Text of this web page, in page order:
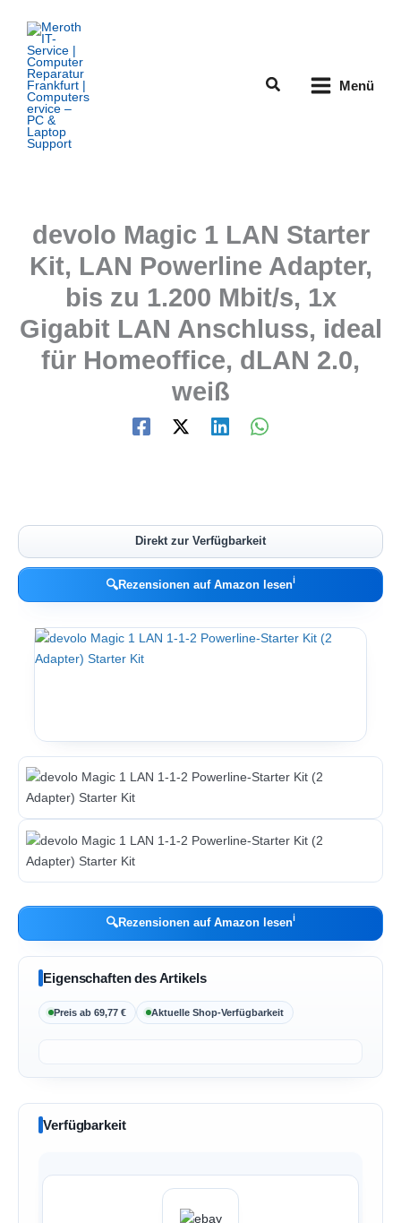
Inhalt
springen
Suchen Menü
devolo Magic 1 LAN Starter
Kit, LAN Powerline Adapter,
bis zu 1.200 Mbit/s, 1x
Gigabit LAN Anschluss, ideal
für Homeoffice, dLAN 2.0,
weiß
Direkt zur Verfügbarkeit
🔍Rezensionen auf Amazon lesenℹ︎
🔍Rezensionen auf Amazon lesenℹ︎
Eigenschaften des Artikels
Preis ab 69,77 € Aktuelle Shop-Verfügbarkeit
Verfügbarkeit